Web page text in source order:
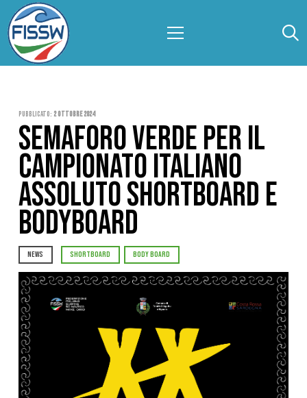
Pubblicato: 2 Ottobre 2024
SEMAFORO VERDE PER IL
CAMPIONATO ITALIANO
ASSOLUTO SHORTBOARD E
BODYBOARD
NEWS SHORTBOARD BODY BOARD